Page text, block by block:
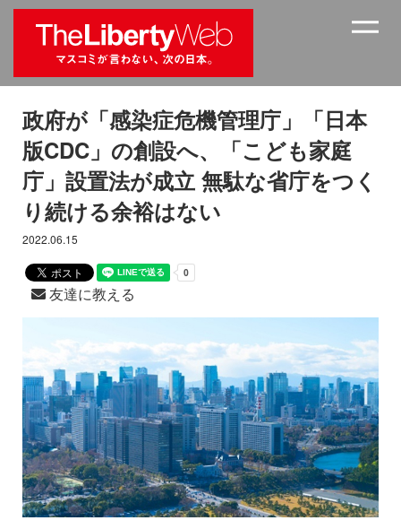
政府が「感染症危機管理庁」「日本
版CDC」の創設へ、「こども家庭
庁」設置法が成立 無駄な省庁をつく
り続ける余裕はない
2022.06.15
友達に教える